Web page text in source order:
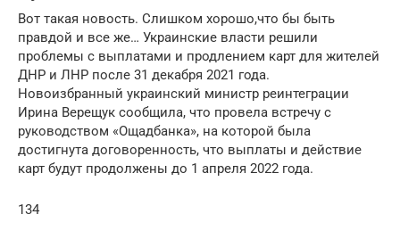
Вот такая новость. Слишком хорошо,что бы быть
правдой и все же… Украинские власти решили
проблемы с выплатами и продлением карт для жителей
ДНР и ЛНР после 31 декабря 2021 года.
Новоизбранный украинский министр реинтеграции
Ирина Верещук сообщила, что провела встречу с
руководством «Ощадбанка», на которой была
достигнута договоренность, что выплаты и действие
карт будут продолжены до 1 апреля 2022 года.
134